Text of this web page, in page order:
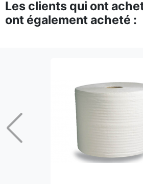
Les clients qui ont
ont également acheté :
Précédent